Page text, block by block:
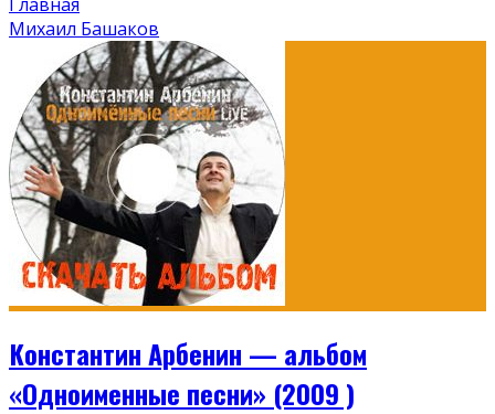
Михаил Башаков
Константин Арбенин — альбом
«Одноименные песни» (2009 )